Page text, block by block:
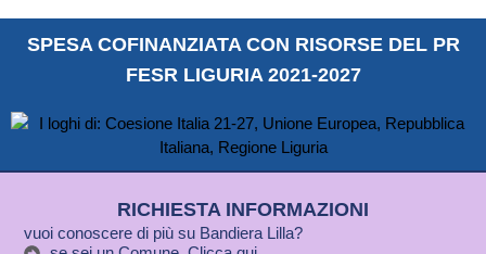
SPESA COFINANZIATA CON RISORSE DEL PR
FESR LIGURIA 2021-2027
RICHIESTA INFORMAZIONI
vuoi conoscere di più su Bandiera Lilla?